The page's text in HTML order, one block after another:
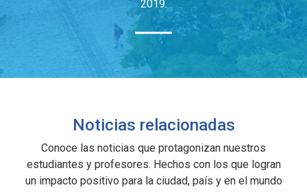
2019.
Noticias relacionadas
Conoce las noticias que protagonizan nuestros
estudiantes y profesores. Hechos con los que logran
un impacto positivo para la ciudad, país y en el mundo